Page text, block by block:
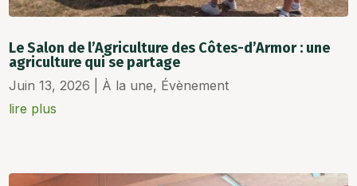
Le Salon de l’Agriculture des Côtes-d’Armor : une
agriculture qui se partage
Juin 13, 2026 À la une, Évènement
lire plus